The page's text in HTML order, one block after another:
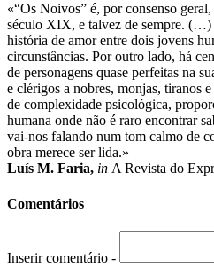
«“Os Noivos” é, por consenso
século XIX, e talvez de sempre. (…)
história de amor entre dois jovens
circunstâncias. Por outro lado, há
de personagens quase perfeitas na
e clérigos a nobres, monjas, tiranos
de complexidade psicológica,
humana onde não é raro encontrar
vai-nos falando num tom calmo de
obra merece ser lida.»
Luís M. Faria, in A Revista do
Comentários
Inserir comentário -